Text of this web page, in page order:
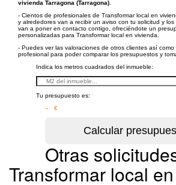
vivienda Tarragona (Tarragona)
- Cientos de profesionales de Transformar local en
y alrededores van a recibir un aviso con tu solicitud y
van a poner en contacto contigo, ofreciéndote un
personalizadas para Transformar local en vivienda.
- Puedes ver las valoraciones de otros clientes así como
profesional para poder comparar los presupuestos y
Indica los metros cuadrados del inmueble:
Tu presupuesto es:
– €
Otras
Transformar local